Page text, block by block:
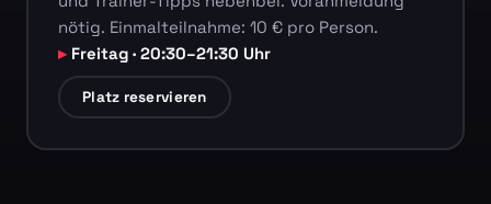
nötig. Einmalteilnahme: 10 € pro Person.
Freitag · 20:30–21:30 Uhr
Platz reservieren